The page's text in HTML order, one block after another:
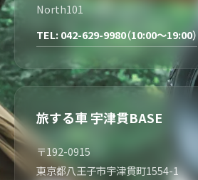
North101
TEL: 042-629-9980（10:00～19:00）
旅する車 宇津貫BASE
〒192-0915
東京都八王子市宇津貫町1554-1